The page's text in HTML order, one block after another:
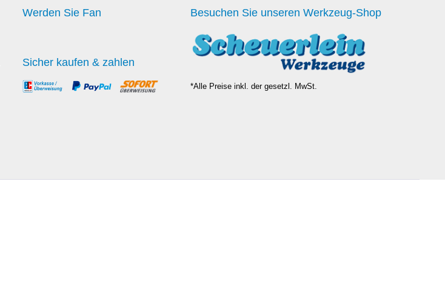
Werden Sie Fan
Sicher kaufen & zahlen
Besuchen Sie unseren Werkzeug-Shop
*Alle Preise inkl. der gesetzl. MwSt.